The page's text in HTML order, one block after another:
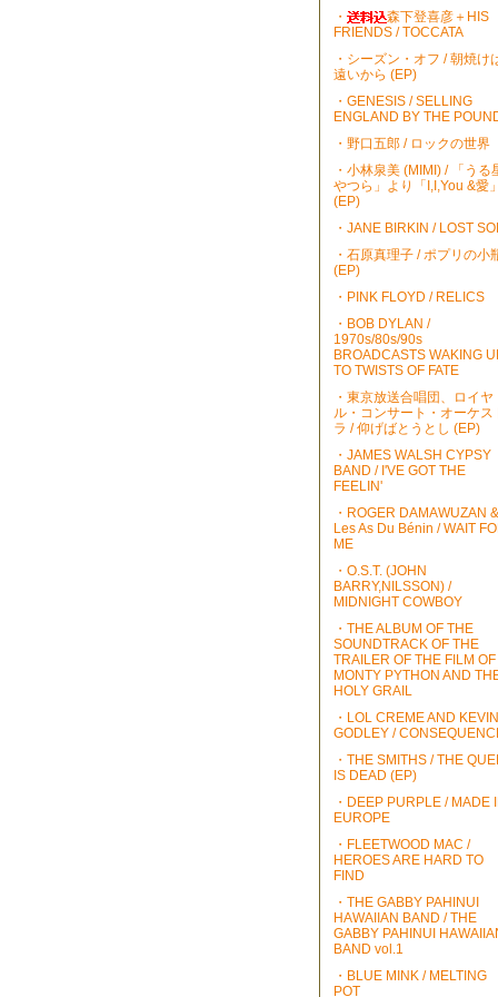
・
森下登喜彦＋HIS
FRIENDS / TOCCATA
・シーズン・オフ / 朝焼け
遠いから (EP)
・GENESIS / SELLING
ENGLAND BY THE
・野口五郎 / ロックの世界
・小林泉美 (MIMI) / 「うる
やつら」より「I,I,You &愛」
(EP)
・JANE BIRKIN / LOST
・石原真理子 / ポプリの小
(EP)
・PINK FLOYD / RELICS
・BOB DYLAN /
1970s/80s/90s
BROADCASTS WAKING
TO TWISTS OF FATE
・東京放送合唱団、ロイヤ
ル・コンサート・オーケス
ラ / 仰げばとうとし (EP)
・JAMES WALSH CYPSY
BAND / I'VE GOT THE
FEELIN'
・ROGER DAMAWUZAN &
Les As Du Bénin / WAIT
ME
・O.S.T. (JOHN
BARRY,NILSSON) /
MIDNIGHT COWBOY
・THE ALBUM OF THE
SOUNDTRACK OF THE
TRAILER OF THE FILM OF
MONTY PYTHON AND
HOLY GRAIL
・LOL CREME AND KEVIN
GODLEY /
・THE SMITHS / THE
IS DEAD (EP)
・DEEP PURPLE / MADE
EUROPE
・FLEETWOOD MAC /
HEROES ARE HARD TO
FIND
・THE GABBY PAHINUI
HAWAIIAN BAND / THE
GABBY PAHINUI
BAND vol.1
・BLUE MINK / MELTING
POT